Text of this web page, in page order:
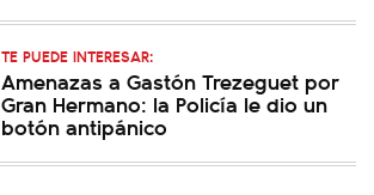
TE PUEDE INTERESAR:
Amenazas a Gastón Trezeguet por
Gran Hermano: la Policía le dio un
botón antipánico